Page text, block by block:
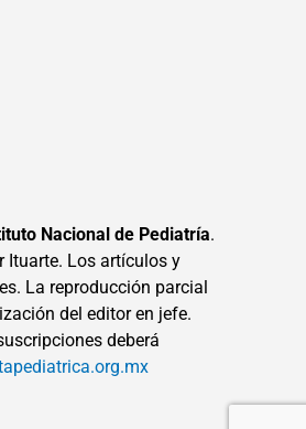
Nacional de Pediatría.
Ituarte. Los artículos y
La reproducción parcial
del editor en jefe.
deberá